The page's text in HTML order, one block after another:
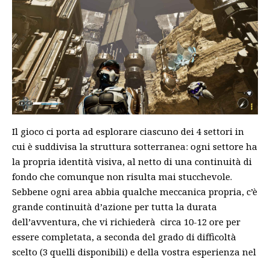
Il gioco ci porta ad esplorare ciascuno dei 4 settori in
cui è suddivisa la struttura sotterranea: ogni settore ha
la propria identità visiva, al netto di una continuità di
fondo che comunque non risulta mai stucchevole.
Sebbene ogni area abbia qualche meccanica propria, c’è
grande continuità d’azione per tutta la durata
dell’avventura, che vi richiederà circa 10-12 ore per
essere completata, a seconda del grado di difficoltà
scelto (3 quelli disponibili) e della vostra esperienza nel